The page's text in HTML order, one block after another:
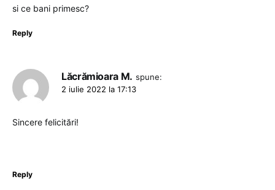
si ce bani primesc?
Reply
Lăcrămioara M. spune:
2 iulie 2022 la 17:13
Sincere felicitări!
Reply